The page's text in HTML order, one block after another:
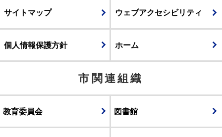
サイトマップ ウェブアクセシビリティ
個人情報保護方針 ホーム
市関連組織
教育委員会 図書館